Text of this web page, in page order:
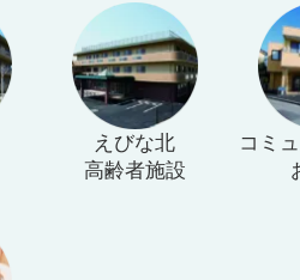
えびな北
高齢者施設
コミ